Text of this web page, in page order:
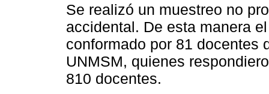
Se realizó un muestreo no
accidental. De esta manera
conformado por 81 docentes
UNMSM, quienes
810 docentes.